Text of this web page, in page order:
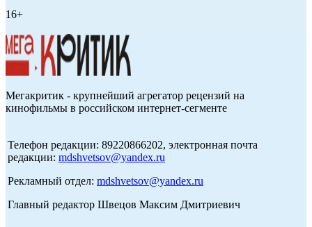
16+
Мегакритик - крупнейший агрегатор рецензий на
кинофильмы в российском интернет-сегменте
Телефон редакции: 89220866202, электронная почта
редакции: mdshvetsov@yandex.ru
Рекламный отдел: mdshvetsov@yandex.ru
Главный редактор Швецов Максим Дмитриевич